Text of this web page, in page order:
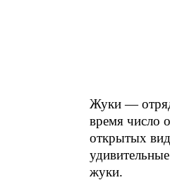
Жуки —
время число
открытых
жуки.